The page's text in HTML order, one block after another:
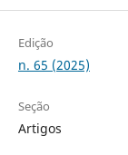
Edição
n. 65 (2025)
Seção
Artigos